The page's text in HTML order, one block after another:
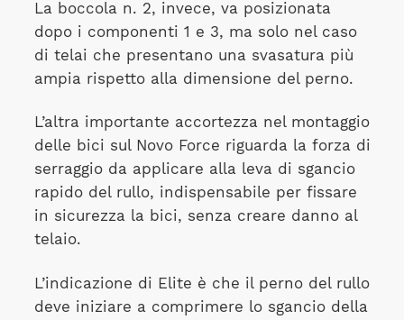
La boccola n. 2, invece, va posizionata
dopo i componenti 1 e 3, ma solo nel caso
di telai che presentano una svasatura più
ampia rispetto alla dimensione del perno.
L’altra importante accortezza nel montaggio
delle bici sul Novo Force riguarda la forza di
serraggio da applicare alla leva di sgancio
rapido del rullo, indispensabile per fissare
in sicurezza la bici, senza creare danno al
telaio.
L’indicazione di Elite è che il perno del rullo
deve iniziare a comprimere lo sgancio della